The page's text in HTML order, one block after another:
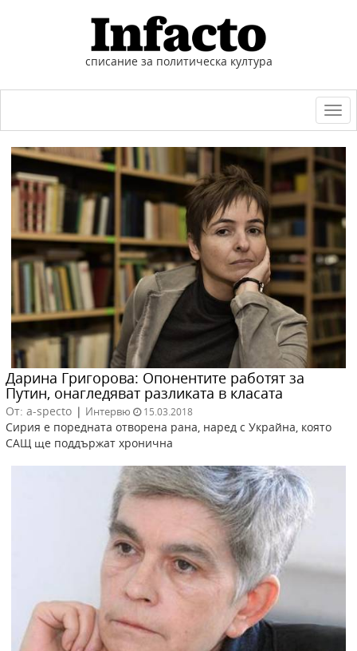
списание за политическа култура
Дарина Григорова: Опонентите работят за
Путин, онагледяват разликата в класата
От: a-specto | Интервю 15.03.2018
Сирия е поредната отворена рана, наред с Украйна, която
САЩ ще поддържат хронична